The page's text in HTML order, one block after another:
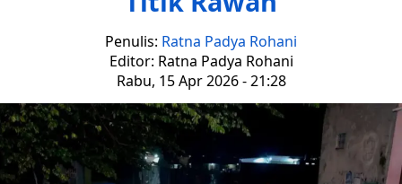
Penulis: Ratna Padya Rohani
Editor: Ratna Padya Rohani
Rabu, 15 Apr 2026 - 21:28